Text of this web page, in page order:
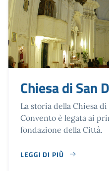
Chiesa di San
La storia della Chiesa
Convento è legata ai
fondazione della Città.
LEGGI DI PIÙ
SU CHIESA DI SAN